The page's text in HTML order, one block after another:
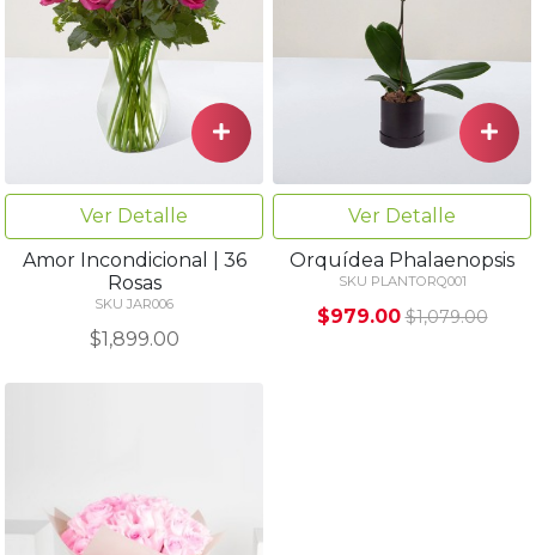
Ver Detalle
Amor Incondicional | 36
Rosas
SKU JAR006
$1,899.00
Ver Detalle
Orquídea Phalaenopsis
SKU PLANTORQ001
$979.00 $1,079.00